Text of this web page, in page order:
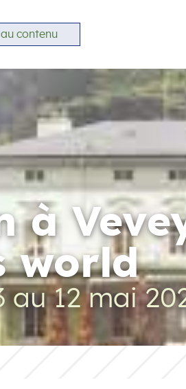
contenu
à
world
au12 mai